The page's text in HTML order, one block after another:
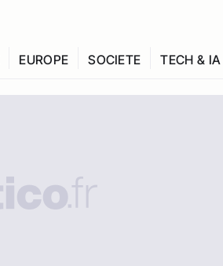
EUROPE SOCIETE TECH & IA